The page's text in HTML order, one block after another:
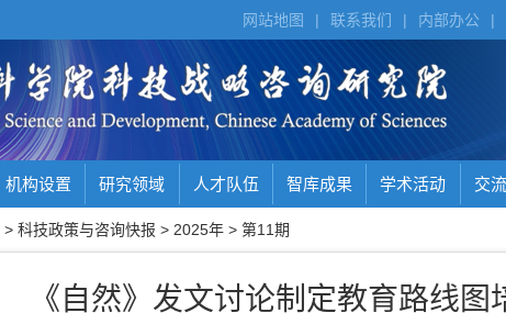
|
内部办公
|
联系我们
|
网站地图
机构设置 研究领域 人才队伍 智库成果 学术活动 交
> 科技政策与咨询快报 > 2025年 > 第11期
《自然》发文讨论制定教育路线